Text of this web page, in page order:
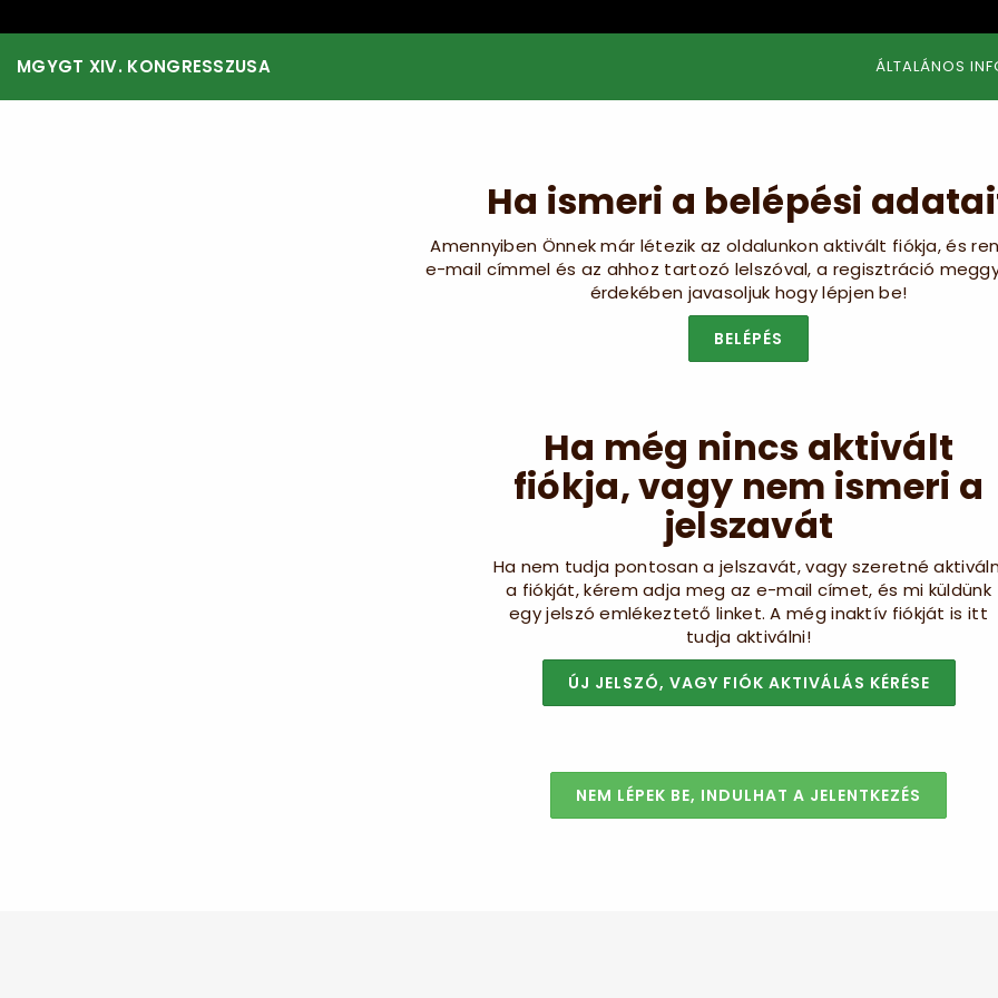
MGYGT XIV. KONGRESSZUSA ÁLTALÁNOS
Ha ismeri a belépési
Amennyiben Önnek már létezik az oldalunkon aktivált fiókja, és
e-mail címmel és az ahhoz tartozó lelszóval, a regisztráció
érdekében javasoljuk hogy lépjen be!
BELÉPÉS
Ha még nincs aktivált
fiókja, vagy nem ismeri a
jelszavát
Ha nem tudja pontosan a jelszavát, vagy szeretné
a fiókját, kérem adja meg az e-mail címet, és mi küldünk
egy jelszó emlékeztető linket. A még inaktív fiókját is itt
tudja aktiválni!
ÚJ JELSZÓ, VAGY FIÓK AKTIVÁLÁS KÉRÉSE
NEM LÉPEK BE, INDULHAT A JELENTKEZÉS